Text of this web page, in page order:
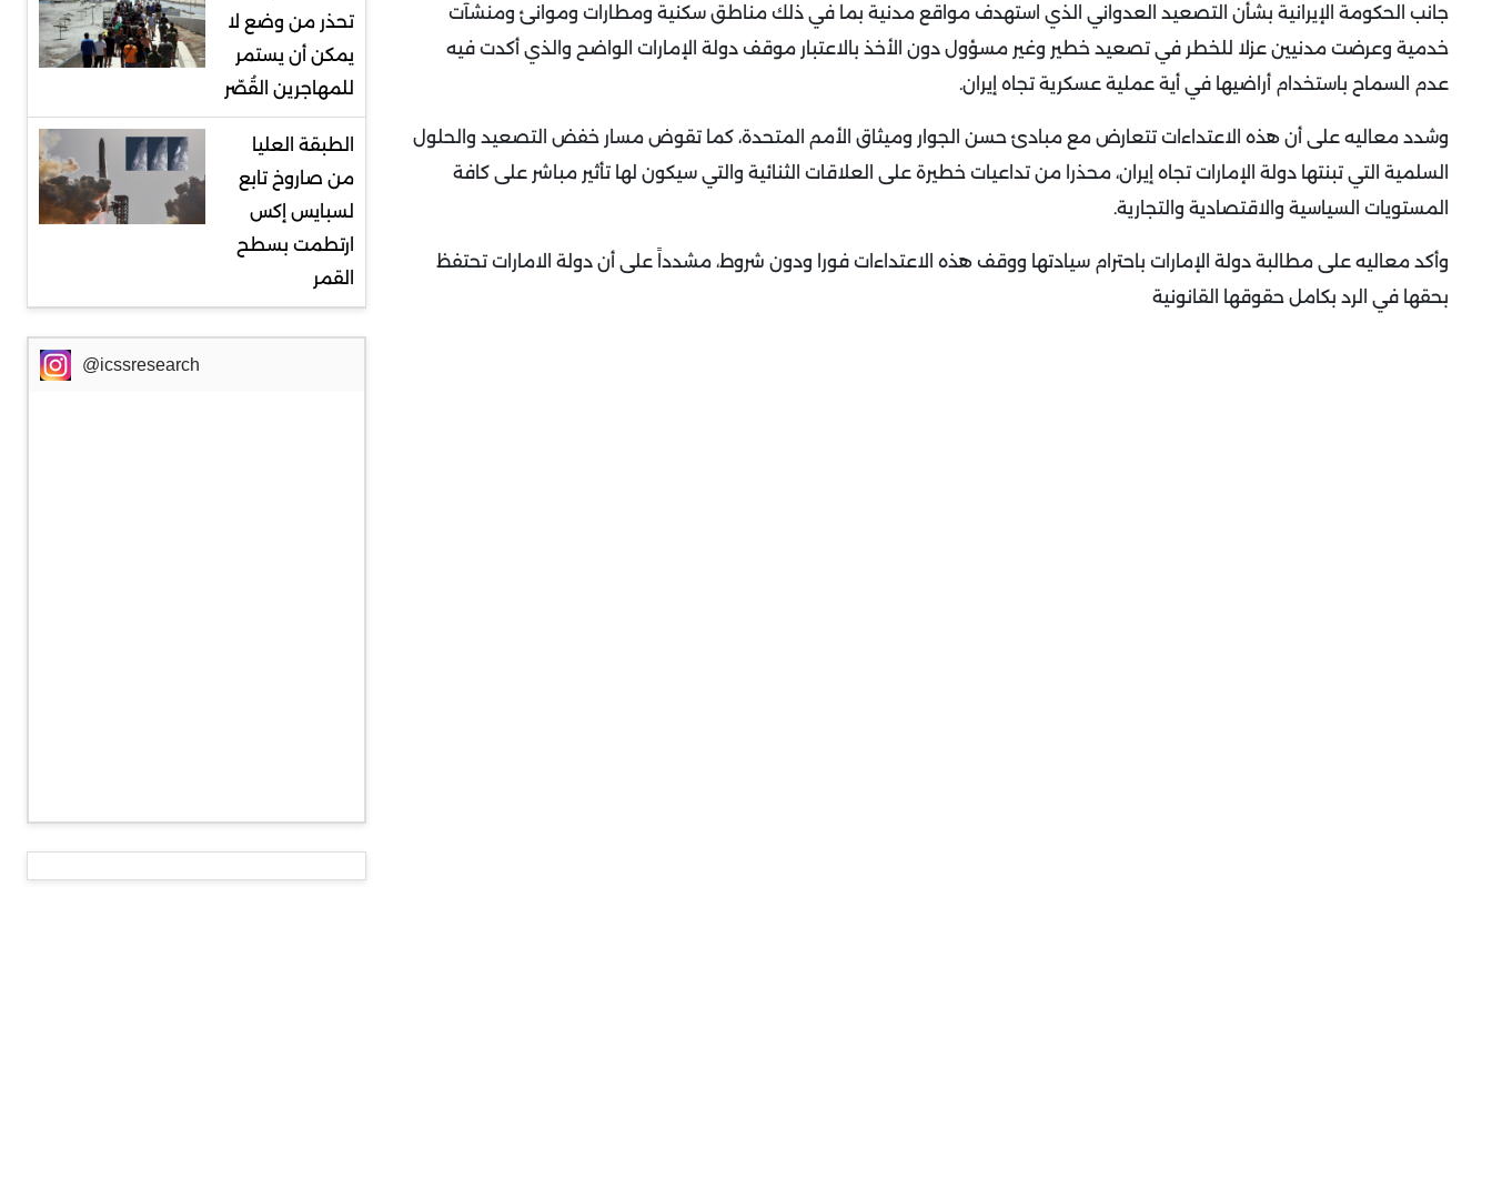
جانب الحكومة الإيرانية بشأن التصعيد العدواني الذي استهدف مواقع مدنية بما في ذلك مناطق سكنية ومطارات وموانئ ومنشآت
خدمية وعرضت مدنيين عزلا للخطر في تصعيد خطير وغير مسؤول دون الأخذ بالاعتبار موقف دولة الإمارات الواضح والذي أكدت فيه
عدم السماح باستخدام أراضيها في أية عملية عسكرية تجاه إيران.
وشدد معاليه على أن هذه الاعتداءات تتعارض مع مبادئ حسن الجوار وميثاق الأمم المتحدة، كما تقوض مسار خفض التصعيد والحلول
السلمية التي تبنتها دولة الإمارات تجاه إيران، محذرا من تداعيات خطيرة على العلاقات الثنائية والتي سيكون لها تأثير مباشر على كافة
المستويات السياسية والاقتصادية والتجارية.
وأكد معاليه على مطالبة دولة الإمارات باحترام سيادتها ووقف هذه الاعتداءات فورا ودون شروط، مشدداً على أن دولة الامارات تحتفظ
بحقها في الرد بكامل حقوقها القانونية
تحذر من وضع لا
يمكن أن يستمر
للمهاجرين القُصّر
الطبقة العليا
من صاروخ تابع
لسبايس إكس
ارتطمت بسطح
القمر
@icssresearch